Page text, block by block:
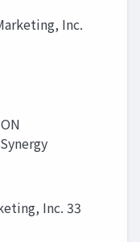
Inc.
Inc. 33